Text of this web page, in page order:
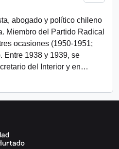
abogado y político chileno
Miembro del Partido Radical
ocasiones (1950-1951;
Entre 1938 y 1939, se
del Interior y en…